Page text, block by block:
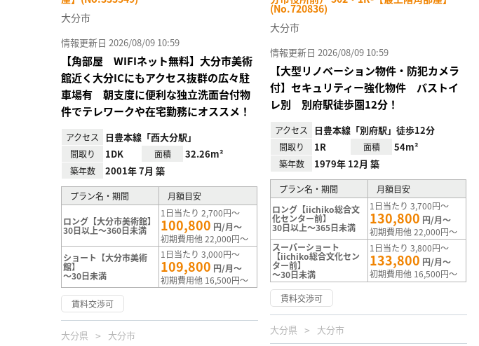
大分市
情報更新日 2026/08/09 10:59
【角部屋 WIFIネット無料】大分市美術
館近く大分ICにもアクセス抜群の広々駐
車場有 朝支度に便利な独立洗面台付物
件でテレワークや在宅勤務にオススメ！
アクセス 日豊本線「西大分駅」
間取り 1DK 面積 32.26m²
築年数 2001年 7月 築
プラン名・期間 月額目安
ロング【大分市美術館】
30日以上～360日未満
1日当たり 2,700円～
100,800 円/月～
初期費用他 22,000円～
ショート【大分市美術
館】
～30日未満
1日当たり 3,000円～
109,800 円/月～
初期費用他 16,500円～
賃料交渉可
大分県 大分市
(No.720836)
大分市
情報更新日 2026/08/09 10:59
【大型リノベーション物件・防犯カメラ
付】セキュリティー強化物件 バストイ
レ別 別府駅徒歩圏12分！
アクセス 日豊本線「別府駅」徒歩12分
間取り 1R 面積 54m²
築年数 1979年 12月 築
プラン名・期間
月額目安
ロング【iichiko総合文
化センター前】
30日以上～365日未満
1日当たり 3,700円～
130,800 円/月～
初期費用他 22,000円～
スーパーショート
【iichiko総合文化セン
ター前】
～30日未満
1日当たり 3,800円～
133,800 円/月～
初期費用他 16,500円～
賃料交渉可
大分県 大分市